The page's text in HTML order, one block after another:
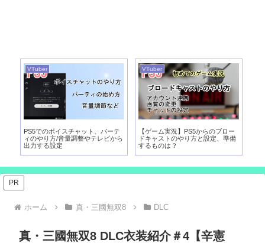
VTuber
PS5でのボイスチャット、パーテ
ィのやり方/音量調整やテレビから
出力する設定
VTuber
【ゲーム実況】PS5からのブロー
ドキャストのやり方と設定、準備
するものは？
PR
ホーム 真・三國無双8 DLC
真・三國無双8 DLC衣装紹介＃4【辛憲